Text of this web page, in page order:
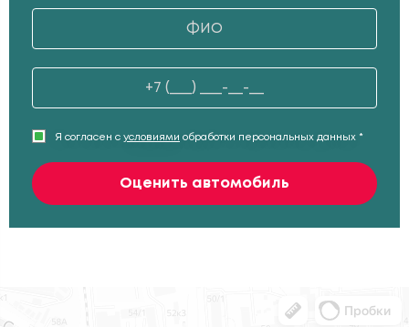
Я согласен с условиями обработки персональных данных *
Оценить автомобиль